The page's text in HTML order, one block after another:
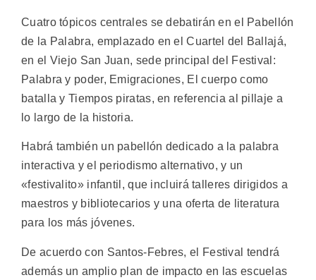
Cuatro tópicos centrales se debatirán en el Pabellón
de la Palabra, emplazado en el Cuartel del Ballajá,
en el Viejo San Juan, sede principal del Festival:
Palabra y poder, Emigraciones, El cuerpo como
batalla y Tiempos piratas, en referencia al pillaje a
lo largo de la historia.
Habrá también un pabellón dedicado a la palabra
interactiva y el periodismo alternativo, y un
«festivalito» infantil, que incluirá talleres dirigidos a
maestros y bibliotecarios y una oferta de literatura
para los más jóvenes.
De acuerdo con Santos-Febres, el Festival tendrá
además un amplio plan de impacto en las escuelas